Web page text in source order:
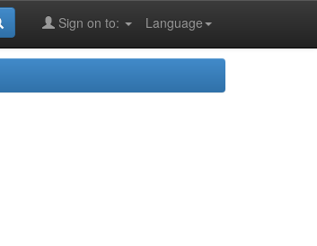
Language
Sign on to: